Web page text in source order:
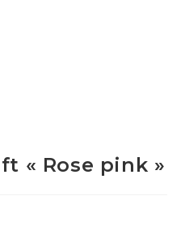
« Rose pink »